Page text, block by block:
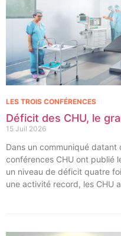
Déficit des CHU, le
15 Juil 2026
LES TROIS CONFÉRENCES
Dans un communiqué datant
conférences CHU ont publié
un niveau de déficit quatre
une activité record, les CHU